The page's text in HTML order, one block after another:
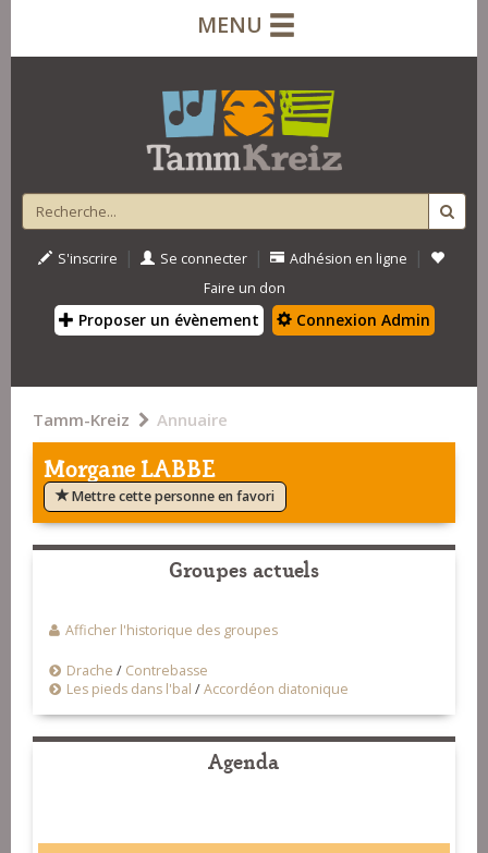
MENU
S'inscrire | Se connecter | Adhésion en ligne |
Faire un don
Proposer un évènement Connexion Admin
Tamm-Kreiz Annuaire
Morgane LABBE
Mettre cette personne en favori
Groupes actuels
Afficher l'historique des groupes
Drache / Contrebasse
Les pieds dans l'bal /Accordéon diatonique
Agenda